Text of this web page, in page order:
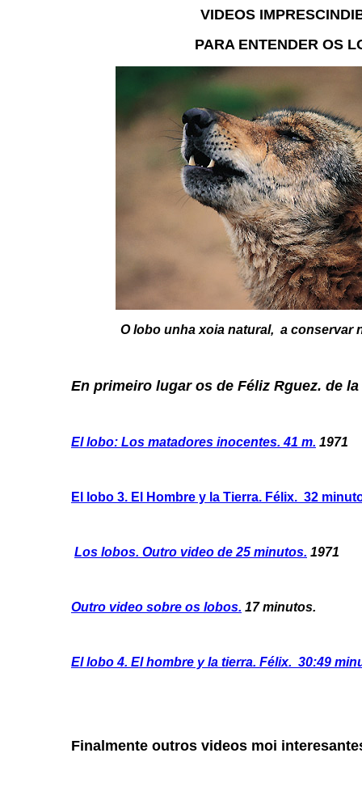
VIDEOS
PARA ENTENDER OS
O lobo unha xoia natural, a conservar
En primeiro lugar os de Féliz Rguez. de la
El lobo: Los matadores inocentes. 41 m. 1971
El lobo 3. El Hombre y la Tierra. Félix. 32
Los lobos. Outro video de 25 minutos. 1971
Outro video sobre os lobos. 17 minutos.
El lobo 4. El hombre y la tierra. Félix. 30:49
Finalmente outros videos moi